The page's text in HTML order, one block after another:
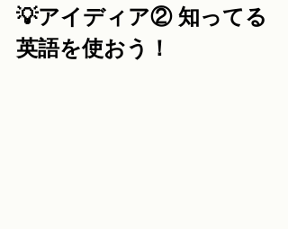
💡アイディア② 知ってる
英語を使おう！